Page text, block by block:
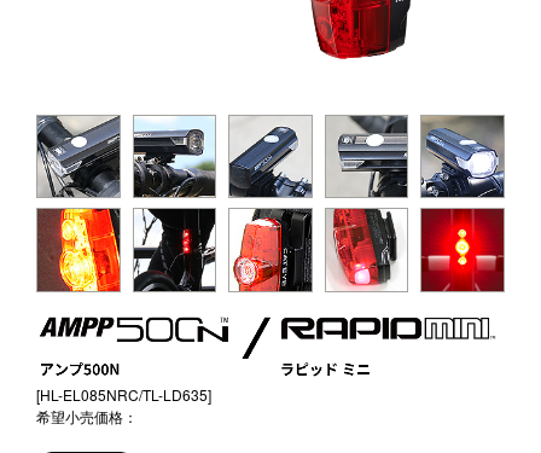
日本
International USA
UK
Germany
[HL-EL085NRC/TL-LD635]
希望小売価格：